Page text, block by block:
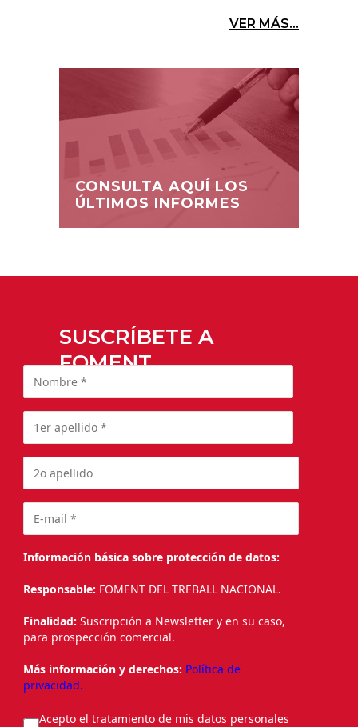
VER MÁS...
CONSULTA AQUÍ LOS
ÚLTIMOS INFORMES
SUSCRÍBETE A
FOMENT
Información básica sobre protección de datos:
Responsable: FOMENT DEL TREBALL NACIONAL.
Finalidad: Suscripción a Newsletter y en su caso,
para prospección comercial.
Más información y derechos: Política de
privacidad.
Acepto el tratamiento de mis datos personales